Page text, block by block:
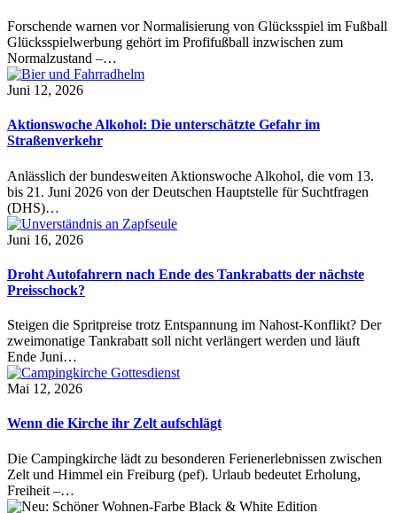
Forschende warnen vor Normalisierung von Glücksspiel im Fußball
Glücksspielwerbung gehört im Profifußball inzwischen zum
Normalzustand –…
Juni 12, 2026
Aktionswoche Alkohol: Die unterschätzte Gefahr im
Straßenverkehr
Anlässlich der bundesweiten Aktionswoche Alkohol, die vom 13.
bis 21. Juni 2026 von der Deutschen Hauptstelle für Suchtfragen
(DHS)…
Juni 16, 2026
Droht Autofahrern nach Ende des Tankrabatts der nächste
Preisschock?
Steigen die Spritpreise trotz Entspannung im Nahost-Konflikt? Der
zweimonatige Tankrabatt soll nicht verlängert werden und läuft
Ende Juni…
Mai 12, 2026
Wenn die Kirche ihr Zelt aufschlägt
Die Campingkirche lädt zu besonderen Ferienerlebnissen zwischen
Zelt und Himmel ein Freiburg (pef). Urlaub bedeutet Erholung,
Freiheit –…